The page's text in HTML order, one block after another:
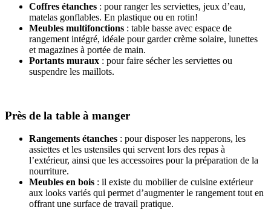
Coffres étanches : pour ranger les serviettes, jeux d’eau,
matelas gonflables. En plastique ou en rotin!
Meubles multifonctions : table basse avec espace de
rangement intégré, idéale pour garder crème solaire, lunettes
et magazines à portée de main.
Portants muraux : pour faire sécher les serviettes ou
suspendre les maillots.
Près de la table à manger
Rangements étanches : pour disposer les napperons, les
assiettes et les ustensiles qui servent lors des repas à
l’extérieur, ainsi que les accessoires pour la préparation de la
nourriture.
Meubles en bois : il existe du mobilier de cuisine extérieur
aux looks variés qui permet d’augmenter le rangement tout en
offrant une surface de travail pratique.